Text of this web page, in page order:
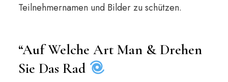
Teilnehmernamen und Bilder zu schützen.
“Auf Welche Art Man & Drehen
Sie Das Rad